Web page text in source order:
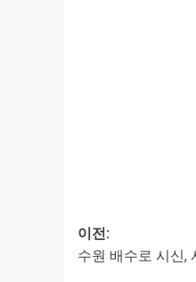
이전:
수원 배수로 시신,